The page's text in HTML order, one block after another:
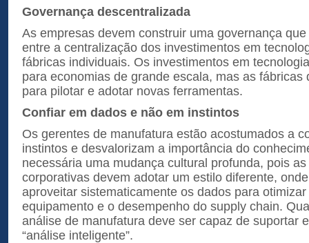
Governança descentralizada
As empresas devem construir uma governança
entre a centralização dos investimentos em
fábricas individuais. Os investimentos em
para economias de grande escala, mas as fábricas
para pilotar e adotar novas ferramentas.
Confiar em dados e não em instintos
Os gerentes de manufatura estão acostumados a
instintos e desvalorizam a importância do
necessária uma mudança cultural profunda, pois
corporativas devem adotar um estilo diferente,
aproveitar sistematicamente os dados para
equipamento e o desempenho do supply chain.
análise de manufatura deve ser capaz de suportar
“análise inteligente”.